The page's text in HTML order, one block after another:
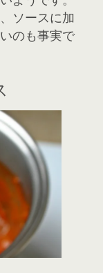
ソースに加
のも事実で